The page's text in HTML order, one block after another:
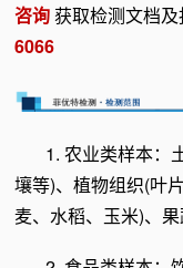
咨询获取检测文档
6066
1. 农业类样本：
壤等)、植物组织(叶
麦、水稻、玉米)、